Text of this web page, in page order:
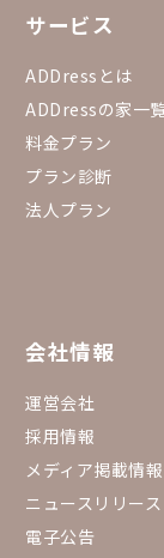
サービス
ADDressとは
ADDressの家一
料金プラン
プラン診断
法人プラン
会社情報
運営会社
採用情報
メディア掲載情報
ニュースリリース
電子公告